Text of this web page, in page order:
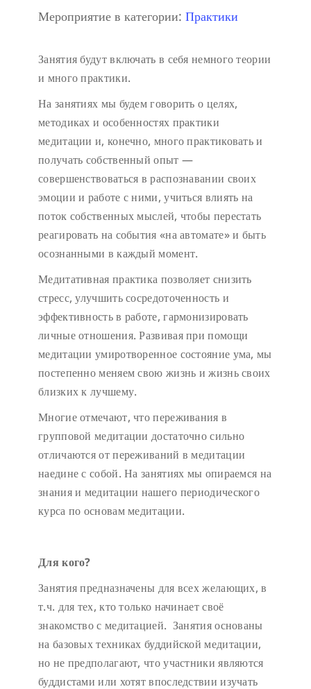
Мероприятие в категории: Практики
Занятия будут включать в себя немного теории
и много практики.
На занятиях мы будем говорить о целях,
методиках и особенностях практики
медитации и, конечно, много практиковать и
получать собственный опыт —
совершенствоваться в распознавании своих
эмоции и работе с ними, учиться влиять на
поток собственных мыслей, чтобы перестать
реагировать на события «на автомате» и быть
осознанными в каждый момент.
Медитативная практика позволяет снизить
стресс, улучшить сосредоточенность и
эффективность в работе, гармонизировать
личные отношения. Развивая при помощи
медитации умиротворенное состояние ума, мы
постепенно меняем свою жизнь и жизнь своих
близких к лучшему.
Многие отмечают, что переживания в
групповой медитации достаточно сильно
отличаются от переживаний в медитации
наедине с собой. На занятиях мы опираемся на
знания и медитации нашего периодического
курса по основам медитации.
Для кого?
Занятия предназначены для всех желающих, в
т.ч. для тех, кто только начинает своё
знакомство с медитацией. Занятия основаны
на базовых техниках буддийской медитации,
но не предполагают, что участники являются
буддистами или хотят впоследствии изучать